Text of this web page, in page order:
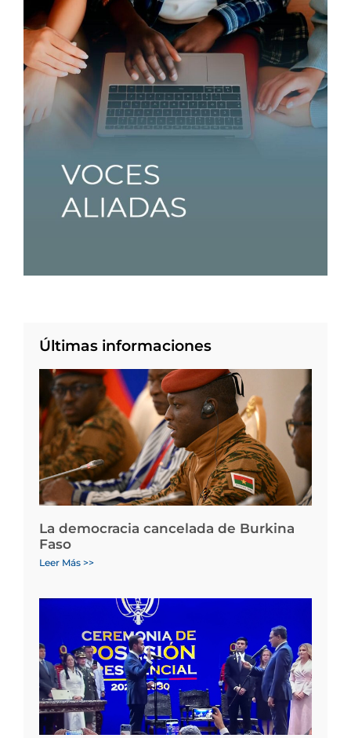
Últimas informaciones
La democracia cancelada de Burkina
Faso
Leer Más >>